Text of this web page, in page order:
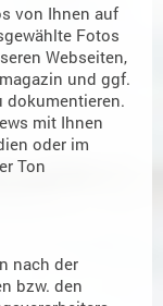
von Ihnen auf
Fotos
Webseiten,
und ggf.
dokumentieren.
mit Ihnen
oder im
Ton
nach der
bzw. den